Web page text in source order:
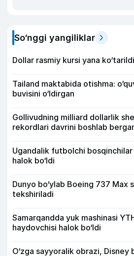
So‘nggi yangiliklar
Dollar rasmiy kursi yana ko‘tarildi
Tailand maktabida otishma:
buvisini o‘ldirgan
Gollivudning milliard dollarlik
rekordlari davrini boshlab
Ugandalik futbolchi
halok bo‘ldi
Dunyo bo‘ylab Boeing 737 Max
tekshiriladi
Samarqandda yuk mashinasi
haydovchisi halok bo‘ldi
O‘zga sayyoralik obrazi, Disney